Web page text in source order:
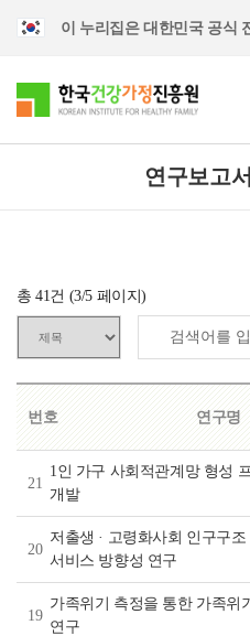
이 누리집은 대한민국 공식
연구보고
총41건 (3/5 페이지)
번호 연구명
21
1인 가구 사회적관계망 형성
개발
20
저출생 · 고령화사회 인구구
서비스 방향성 연구
19
가족위기 측정을 통한 가족위
연구